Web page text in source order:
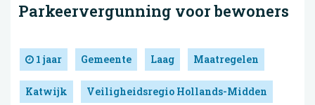
Parkeervergunning voor bewoners
1 jaar Gemeente Laag Maatregelen
Katwijk Veiligheidsregio Hollands-Midden